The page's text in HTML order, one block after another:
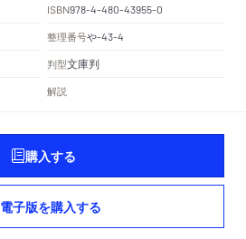
ISBN978-4-480-43955-0
整理番号や-43-4
判型文庫判
解説
購入する
電子版を購入する